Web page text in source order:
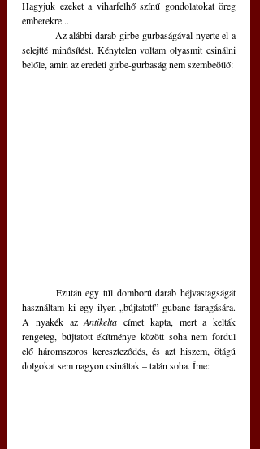
Hagyjuk ezeket a viharfelhő színű gondolatokat öreg
emberekre...
selejtté minősítést. Kénytelen voltam olyasmit csinálni
belőle, amin az eredeti girbe-gurbaság nem szembeötlő:
használtam ki egy ilyen „bújtatott” gubanc faragására.
A nyakék az Antikelta címet kapta, mert a kelták
rengeteg, bújtatott ékítménye között soha nem fordul
elő háromszoros kereszteződés, és azt hiszem, ötágú
dolgokat sem nagyon csináltak – talán soha. Íme: